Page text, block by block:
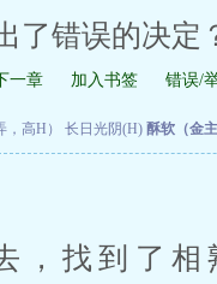
了错误的决定
一章 加入书签 错误/
高H） 长日光阴(H) 酥软（金
找到了相